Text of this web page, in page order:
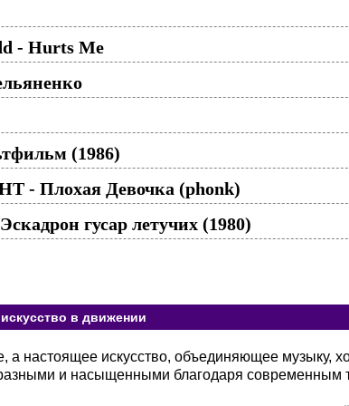
- Hurts Me
(1986)
- Плохая Девочка (phonk)
гусар летучих (1980)
в движении
настоящее искусство, объединяющее музыку,
и насыщенными благодаря современным